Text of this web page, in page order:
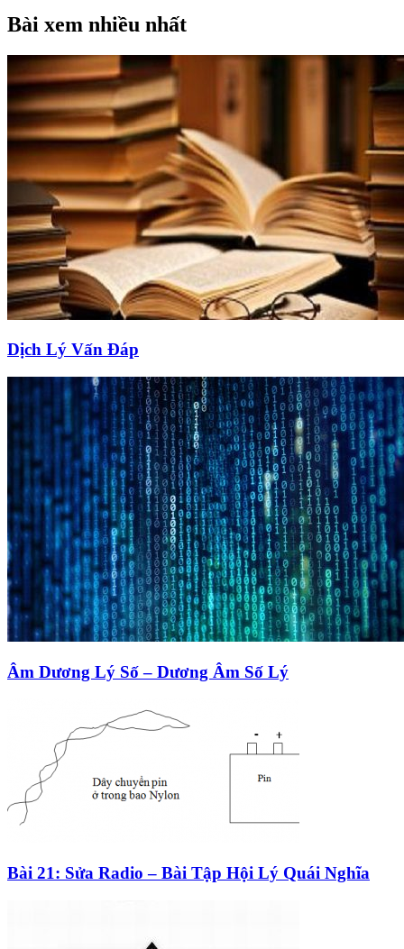
Bài xem nhiều nhất
Dịch Lý Vấn Đáp
Âm Dương Lý Số – Dương Âm Số Lý
Bài 21: Sửa Radio – Bài Tập Hội Lý Quái Nghĩa